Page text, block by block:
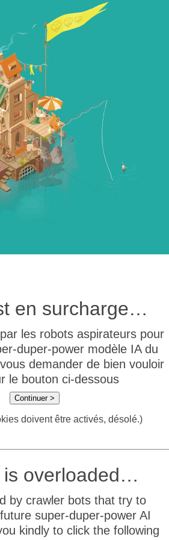
en surcharge…
les robots aspirateurs pour
duper-power modèle IA du
demander de bien vouloir
le bouton ci-dessous
Continuer >
doivent être activés, désolé.)
is overloaded…
by crawler bots that try to
super-duper-power AI
kindly to click the following